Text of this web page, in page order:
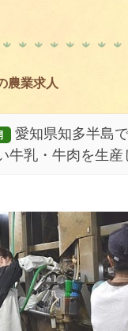
農業求人
愛知県知多半島
牛乳・牛肉を生産